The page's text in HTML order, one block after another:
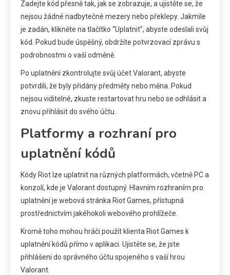
Zadejte kód přesně tak, jak se zobrazuje, a ujistěte se, že
nejsou žádné nadbytečné mezery nebo překlepy. Jakmile
je zadán, klikněte na tlačítko “Uplatnit”, abyste odeslali svůj
kód. Pokud bude úspěšný, obdržíte potvrzovací zprávu s
podrobnostmi o vaší odměně.
Po uplatnění zkontrolujte svůj účet Valorant, abyste
potvrdili, že byly přidány předměty nebo měna. Pokud
nejsou viditelné, zkuste restartovat hru nebo se odhlásit a
znovu přihlásit do svého účtu.
Platformy a rozhraní pro
uplatnění kódů
Kódy Riot lze uplatnit na různých platformách, včetně PC a
konzolí, kde je Valorant dostupný. Hlavním rozhraním pro
uplatnění je webová stránka Riot Games, přístupná
prostřednictvím jakéhokoli webového prohlížeče.
Kromě toho mohou hráči použít klienta Riot Games k
uplatnění kódů přímo v aplikaci. Ujistěte se, že jste
přihlášeni do správného účtu spojeného s vaší hrou
Valorant.